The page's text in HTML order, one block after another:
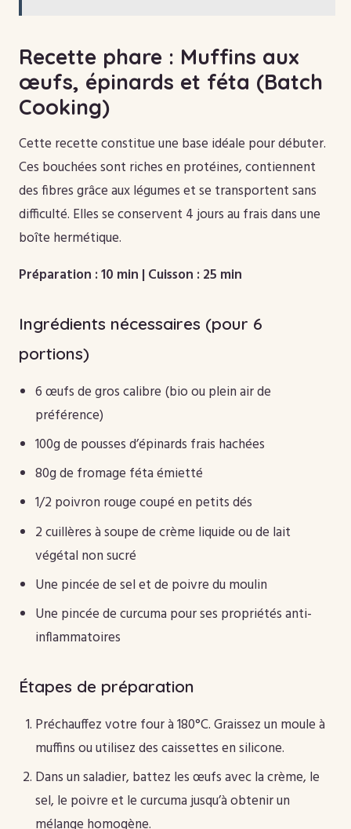
Recette phare : Muffins aux
œufs, épinards et féta (Batch
Cooking)
Cette recette constitue une base idéale pour débuter.
Ces bouchées sont riches en protéines, contiennent
des fibres grâce aux légumes et se transportent sans
difficulté. Elles se conservent 4 jours au frais dans une
boîte hermétique.
Préparation : 10 min | Cuisson : 25 min
Ingrédients nécessaires (pour 6
portions)
6 œufs de gros calibre (bio ou plein air de
préférence)
100g de pousses d’épinards frais hachées
80g de fromage féta émietté
1/2 poivron rouge coupé en petits dés
2 cuillères à soupe de crème liquide ou de lait
végétal non sucré
Une pincée de sel et de poivre du moulin
Une pincée de curcuma pour ses propriétés anti-
inflammatoires
Étapes de préparation
Préchauffez votre four à 180°C. Graissez un moule à
muffins ou utilisez des caissettes en silicone.
Dans un saladier, battez les œufs avec la crème, le
sel, le poivre et le curcuma jusqu’à obtenir un